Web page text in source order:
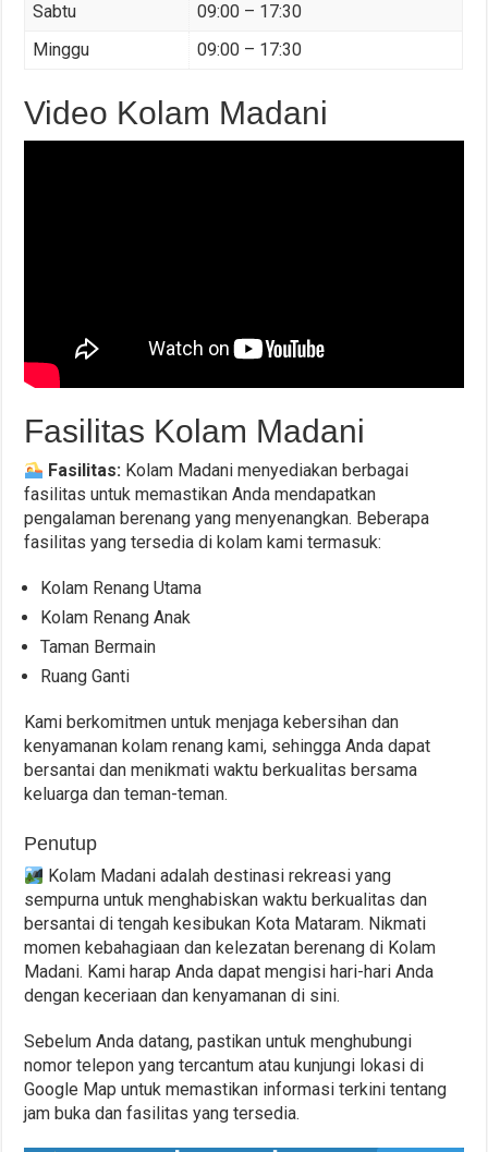
Sabtu
09:00 – 17:30
Minggu
09:00 – 17:30
Video Kolam Madani
Fasilitas Kolam Madani
Fasilitas: Kolam Madani menyediakan berbagai
fasilitas untuk memastikan Anda mendapatkan
pengalaman berenang yang menyenangkan. Beberapa
fasilitas yang tersedia di kolam kami termasuk:
Kolam Renang Utama
Kolam Renang Anak
Taman Bermain
Ruang Ganti
Kami berkomitmen untuk menjaga kebersihan dan
kenyamanan kolam renang kami, sehingga Anda dapat
bersantai dan menikmati waktu berkualitas bersama
keluarga dan teman-teman.
Penutup
Kolam Madani adalah destinasi rekreasi yang
sempurna untuk menghabiskan waktu berkualitas dan
bersantai di tengah kesibukan Kota Mataram. Nikmati
momen kebahagiaan dan kelezatan berenang di Kolam
Madani. Kami harap Anda dapat mengisi hari-hari Anda
dengan keceriaan dan kenyamanan di sini.
Sebelum Anda datang, pastikan untuk menghubungi
nomor telepon yang tercantum atau kunjungi lokasi di
Google Map untuk memastikan informasi terkini tentang
jam buka dan fasilitas yang tersedia.